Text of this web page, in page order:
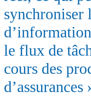
synchroniser
le flux de
cours des
d’assurances